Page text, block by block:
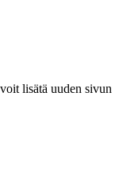
lisätä uuden sivun